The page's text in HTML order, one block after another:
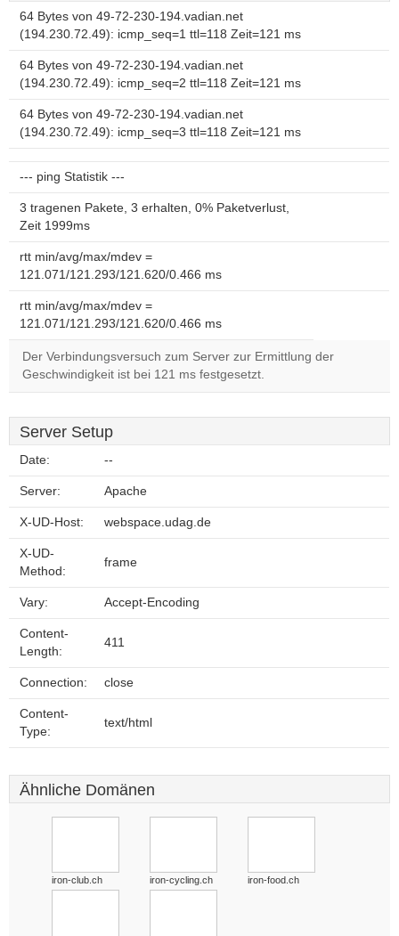
64 Bytes von 49-72-230-194.vadian.net
(194.230.72.49): icmp_seq=1 ttl=118 Zeit=121 ms
64 Bytes von 49-72-230-194.vadian.net
(194.230.72.49): icmp_seq=2 ttl=118 Zeit=121 ms
64 Bytes von 49-72-230-194.vadian.net
(194.230.72.49): icmp_seq=3 ttl=118 Zeit=121 ms
--- ping Statistik ---
3 tragenen Pakete, 3 erhalten, 0% Paketverlust,
Zeit 1999ms
rtt min/avg/max/mdev =
121.071/121.293/121.620/0.466 ms
rtt min/avg/max/mdev =
121.071/121.293/121.620/0.466 ms
Der Verbindungsversuch zum Server zur Ermittlung der
Geschwindigkeit ist bei 121 ms festgesetzt.
Server Setup
Date: --
Server: Apache
X-UD-Host: webspace.udag.de
X-UD-
Method:
frame
Vary: Accept-Encoding
Content-
Length:
411
Connection: close
Content-
Type:
text/html
Ähnliche Domänen
iron-club.ch iron-cycling.ch iron-food.ch